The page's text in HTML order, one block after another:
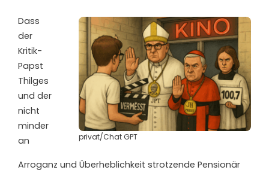
privat/Chat GPT
Dass
der
Kritik-
Papst
Thilges
und der
nicht
minder
an
Arroganz und Überheblichkeit strotzende Pensionär